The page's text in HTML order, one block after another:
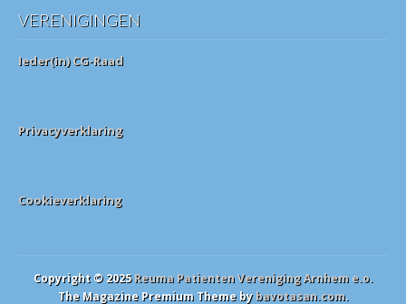
VERENIGINGEN
Ieder(in) CG-Raad
Privacyverklaring
Cookieverklaring
Copyright © 2025Reuma Patienten Vereniging Arnhem e.o.
The Magazine Premium Theme bybavotasan.com.